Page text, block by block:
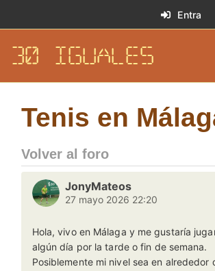
Entra
30 IGUALES
Tenis en
Volver al foro
JonyMateos
27 mayo 2026 22:20
Hola, vivo en Málaga y me gustaría
algún día por la tarde o fin de semana.
Posiblemente mi nivel sea en alrededor